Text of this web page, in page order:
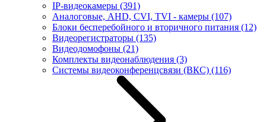
IP-видеокамеры (391)
Аналоговые, AHD, CVI, TVI - камеры (107)
Блоки бесперебойного и вторичного питания (12)
Видеорегистраторы (135)
Видеодомофоны (21)
Комплекты видеонаблюдения (3)
Системы видеоконференцсвязи (ВКС) (116)